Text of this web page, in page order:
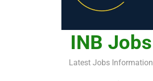
INB Jobs
Latest Jobs Information